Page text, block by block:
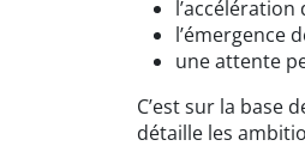
l’accélération
l’émergence
une attente
C’est sur la base
détaille les